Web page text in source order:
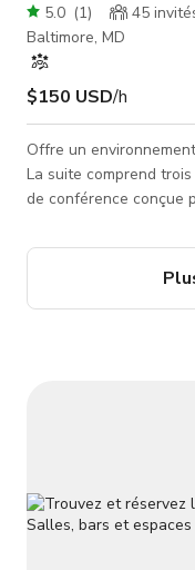
5.0 (1) 45
Baltimore, MD
$150 USD/h
Offre un
La suite comprend
de conférence conçue
hauts plafonds et une